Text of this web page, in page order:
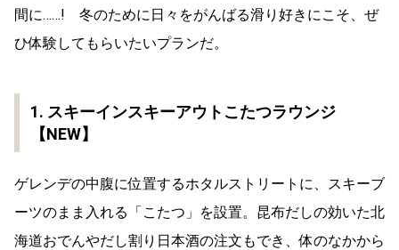
間に……! 冬のために日々をがんばる滑り好きにこそ、ぜ
ひ体験してもらいたいプランだ。
1. スキーインスキーアウトこたつラウンジ
【NEW】
ゲレンデの中腹に位置するホタルストリートに、スキーブ
ーツのまま入れる「こたつ」を設置。昆布だしの効いた北
海道おでんやだし割り日本酒の注文もでき、体のなかから